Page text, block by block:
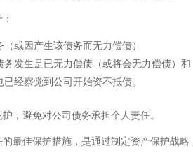
或因产生该债务而无力偿债）
发生是已无力偿债（或将会无力偿债）和
经察觉到公司开始资不抵债。
，避免对公司债务承担个人责任。
最佳保护措施，是通过制定资产保护战略